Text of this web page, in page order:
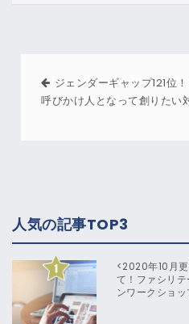
ジェンダーギャップ121位
呼びかけ人となって創りたい
人気の記事TOP3
<2020年10月
て！ファシリ
ンワークショ